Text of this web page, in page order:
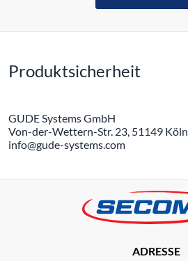
Produktsicherheit
GUDE Systems GmbH
Von-der-Wettern-Str. 23, 51149
info@gude-systems.com
ADRESSE